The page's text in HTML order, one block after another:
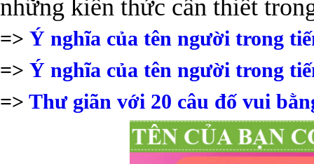
những kiến thức cần thiết
=> Ý nghĩa của tên người trong
=> Ý nghĩa của tên người trong
=> Thư giãn với 20 câu đố vui